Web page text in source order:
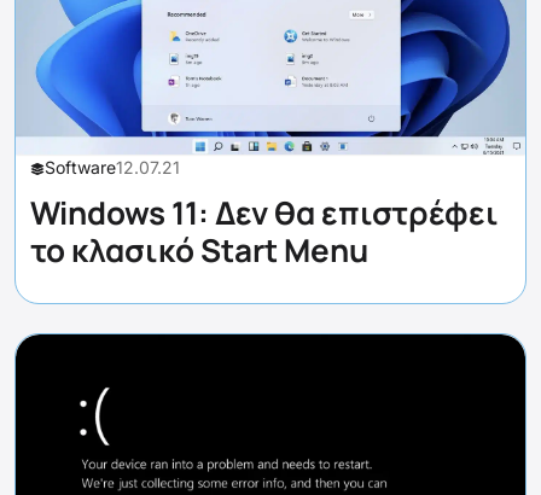
Software12.07.21
Windows 11: Δεν θα επιστρέφει
το κλασικό Start Menu